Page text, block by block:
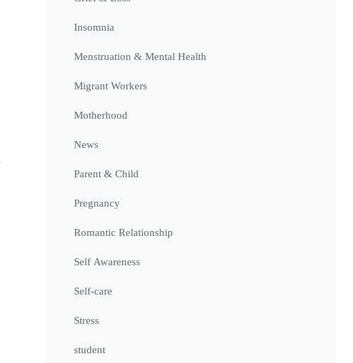
Insomnia
Menstruation & Mental Health
Migrant Workers
Motherhood
News
Parent & Child
Pregnancy
Romantic Relationship
Self Awareness
Self-care
Stress
student